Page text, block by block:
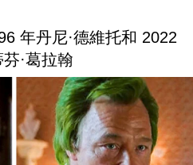
年丹尼·德維托和 2022
·葛拉翰